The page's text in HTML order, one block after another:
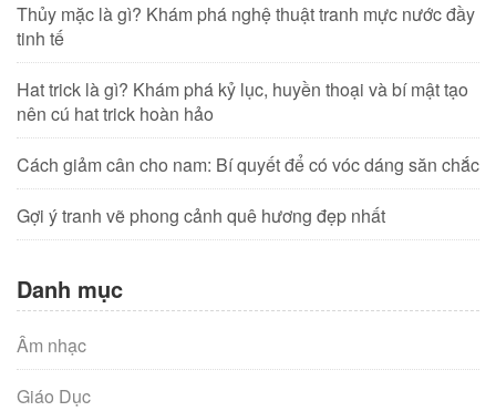
Thủy mặc là gì? Khám phá nghệ thuật tranh mực nước đầy
tinh tế
Hat trick là gì? Khám phá kỷ lục, huyền thoại và bí mật tạo
nên cú hat trick hoàn hảo
Cách giảm cân cho nam: Bí quyết để có vóc dáng săn chắc
Gợi ý tranh vẽ phong cảnh quê hương đẹp nhất
Danh mục
Âm nhạc
Giáo Dục